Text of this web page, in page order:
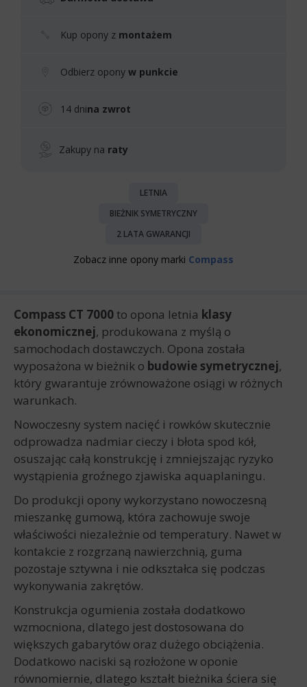
Kup opony z montażem
Odbierz opony w punkcie
14 dnina zwrot
Zakupy na raty
LETNIA
BIEŻNIK SYMETRYCZNY
2 LATA GWARANCJI
Zobacz inne opony marki Compass
Compass CT 7000 to opona letnia klasy
ekonomicznej, produkowana z myślą o
samochodach dostawczych. Opona została
wyposażona w bieżnik o budowie symetrycznej,
który gwarantuje zrównoważone osiągi w różnych
warunkach.
Nowoczesny system nacięć i rowków skutecznie
odprowadza nadmiar cieczy i błota spod kół,
osuszając całą konstrukcję i zmniejszając ryzyko
wystąpienia groźnego zjawiska aquaplaningu.
Do produkcji opony wykorzystano nowoczesną
mieszankę gumową, która zachowuje swoje
właściwości niezależnie od temperatury. Nawet w
kontakcie z rozgrzaną nawierzchnią, guma
pozostaje sztywna i nie odkształca się podczas
wykonywania zakrętów.
Konstrukcja ogumienia została dodatkowo
wzmocniona, dlatego jest dostosowana do
większych gabarytów oraz dużego obciążenia.
Dodatkowo naciski są rozłożone w oponie
równomiernie, dlatego kształt bieżnika ściera się